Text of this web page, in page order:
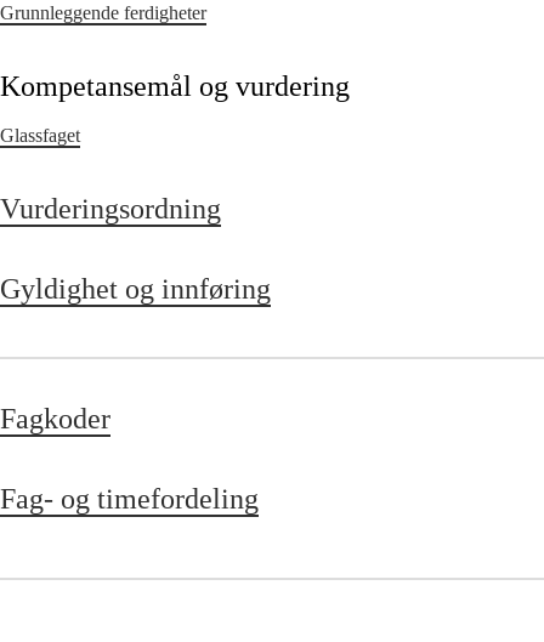
Grunnleggende ferdigheter
Kompetansemål og vurdering
Glassfaget
Vurderingsordning
Gyldighet og innføring
Fagkoder
Fag- og timefordeling